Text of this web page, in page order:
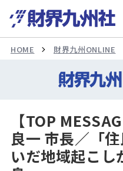
HOME 財界九州ONLINE
【TOP
良一 市長／「
いだ地域起こ